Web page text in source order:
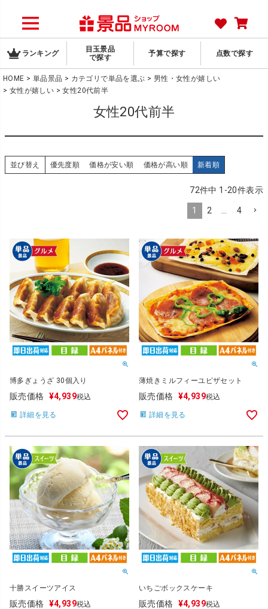
ランキング
目玉景品
で探す
予算で探す 点数で探す
HOME 単品景品 カテゴリで単品を選ぶ
男性・女性が嬉しい
女性が嬉しい
女性20代前半
女性20代前半
並び替え 優先度順 価格が安い順 価格が高い順 新着順
72件中 1 -20件表示
1 2 … 4
博多ぎょうざ 30個入り
販売価格 ¥4,939税込
詳細を見る
薄焼きミルフィーユピザセット
販売価格 ¥4,939税込
詳細を見る
十勝スイーツアイス
販売価格 ¥4,939税込
いちごボックスケーキ
販売価格 ¥4,939税込